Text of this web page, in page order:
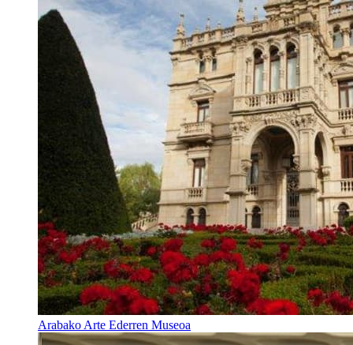
Arabako Arte Ederren Museoa